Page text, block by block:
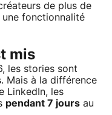
de plus de
une fonctionnalité
mis
les stories sont
Mais à la différence
LinkedIn, les
pendant 7 jours au